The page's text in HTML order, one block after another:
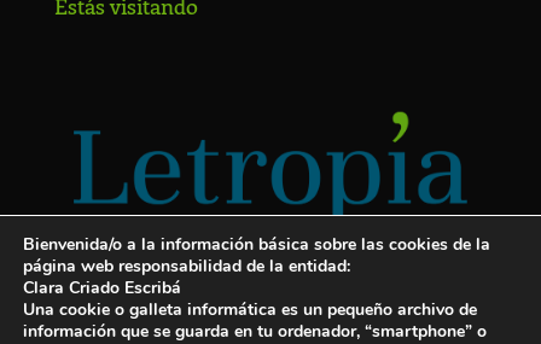
Estás visitando
Bienvenida/o a la información básica sobre las cookies de la
página web responsabilidad de la entidad:
Clara Criado Escribá
Una cookie o galleta informática es un pequeño archivo de
información que se guarda en tu ordenador, “smartphone” o